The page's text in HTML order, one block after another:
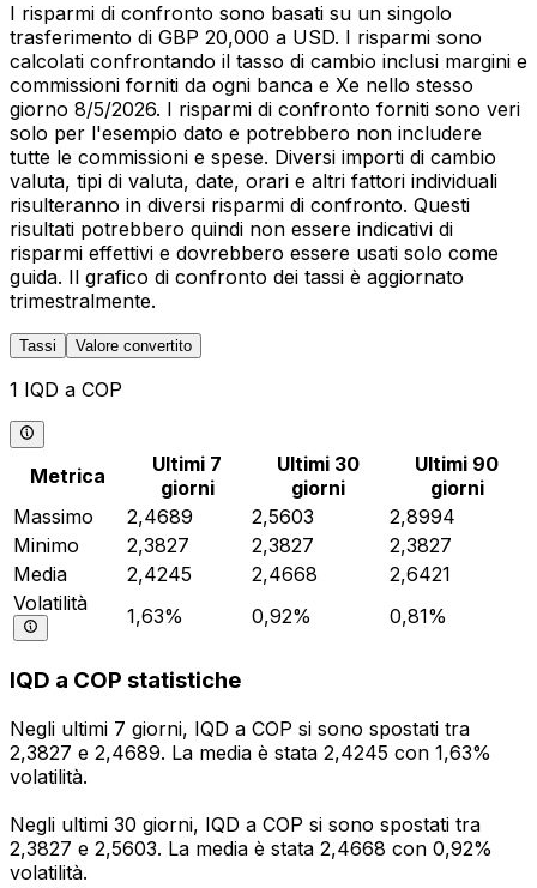
I risparmi di confronto sono basati su un singolo
trasferimento di GBP 20,000 a USD. I risparmi sono
calcolati confrontando il tasso di cambio inclusi margini e
commissioni forniti da ogni banca e Xe nello stesso
giorno 8/5/2026. I risparmi di confronto forniti sono veri
solo per l'esempio dato e potrebbero non includere
tutte le commissioni e spese. Diversi importi di cambio
valuta, tipi di valuta, date, orari e altri fattori individuali
risulteranno in diversi risparmi di confronto. Questi
risultati potrebbero quindi non essere indicativi di
risparmi effettivi e dovrebbero essere usati solo come
guida. Il grafico di confronto dei tassi è aggiornato
trimestralmente.
Tassi Valore convertito
1 IQD a COP
Metrica
Ultimi 7
giorni
Ultimi 30
giorni
Ultimi 90
giorni
Massimo
2,4689 2,5603
2,8994
Minimo
2,3827 2,3827
2,3827
Media
2,4245 2,4668
2,6421
Volatilità
1,63% 0,92% 0,81%
IQD a COP statistiche
Negli ultimi 7 giorni, IQD a COP si sono spostati tra
2,3827 e 2,4689. La media è stata 2,4245 con 1,63%
volatilità.
Negli ultimi 30 giorni, IQD a COP si sono spostati tra
2,3827 e 2,5603. La media è stata 2,4668 con 0,92%
volatilità.